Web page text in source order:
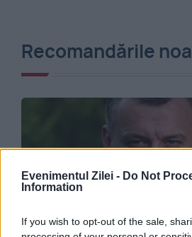
Evenimentul Zilei - Do Not
Information
If you wish to opt-out of the sale,
Recomandările